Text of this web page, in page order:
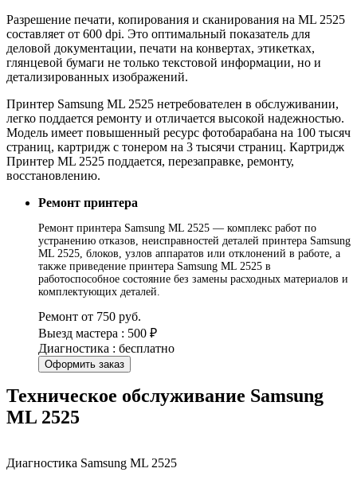
Разрешение печати, копирования и сканирования на ML 2525
составляет от 600 dpi. Это оптимальный показатель для
деловой документации, печати на конвертах, этикетках,
глянцевой бумаги не только текстовой информации, но и
детализированных изображений.
Принтер Samsung ML 2525 нетребователен в обслуживании,
легко поддается ремонту и отличается высокой надежностью.
Модель имеет повышенный ресурс фотобарабана на 100 тысяч
страниц, картридж с тонером на 3 тысячи страниц. Картридж
Принтер ML 2525 поддается, перезаправке, ремонту,
восстановлению.
Ремонт принтера
Ремонт принтера Samsung ML 2525 — комплекс работ по
устранению отказов, неисправностей деталей принтера Samsung
ML 2525, блоков, узлов аппаратов или отклонений в работе, а
также приведение принтера Samsung ML 2525 в
работоспособное состояние без замены расходных материалов и
комплектующих деталей.
Ремонт от 750 руб.
Выезд мастера : 500 ₽
Диагностика : бесплатно
Оформить заказ
Техническое обслуживание Samsung
ML 2525
Диагностика Samsung ML 2525